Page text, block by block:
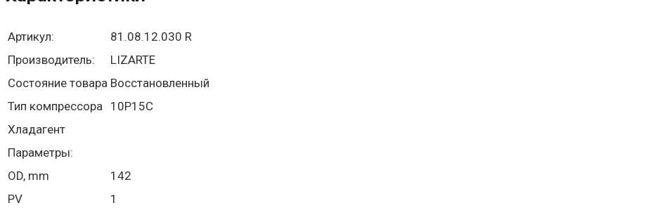
Артикул:
81.08.12.030 R
Производитель:
LIZARTE
Состояние товара Восстановленный
Тип компрессора 10P15C
Хладагент
Параметры:
OD, mm
142
PV
1